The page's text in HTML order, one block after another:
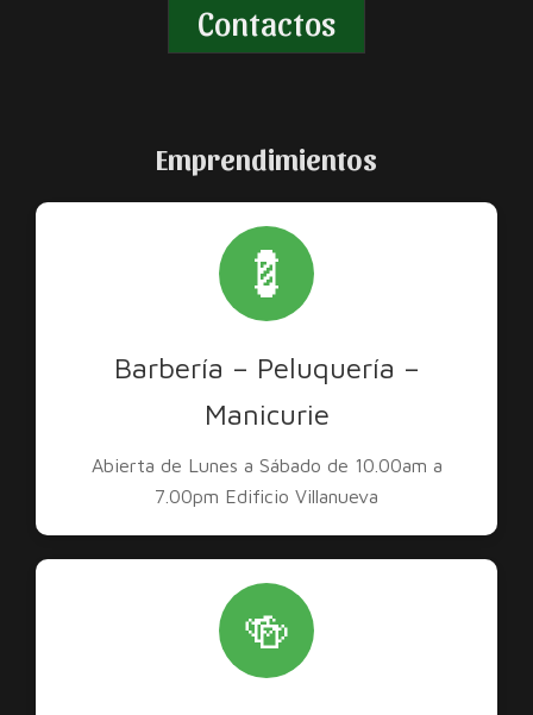
Contactos
Emprendimientos
💈
Barbería – Peluquería –
Manicurie
Abierta de Lunes a Sábado de 10.00am a
7.00pm Edificio Villanueva
🍻